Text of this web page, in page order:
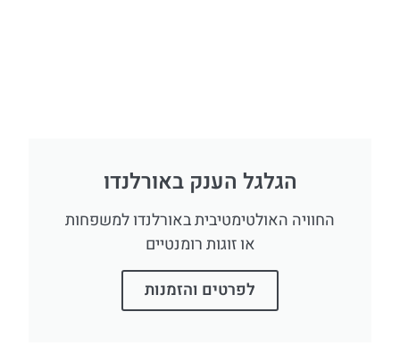
הגלגל הענק באורלנדו
החוויה האולטימטיבית באורלנדו למשפחות
או זוגות רומנטיים
לפרטים והזמנות